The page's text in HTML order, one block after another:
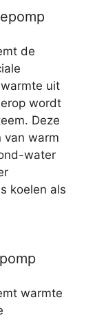
de
uit
wordt
Deze
van warm
water
koelen als
warmte